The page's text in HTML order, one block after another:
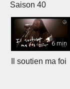
Saison 40
6 min
Il soutien ma foi